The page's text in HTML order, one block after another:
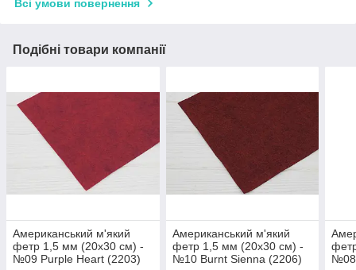
Всі умови повернення
Подібні товари компанії
Американський м'який
фетр 1,5 мм (20х30 см) -
№09 Purple Heart (2203)
Американський м'який
фетр 1,5 мм (20х30 см) -
№10 Burnt Sienna (2206)
№08